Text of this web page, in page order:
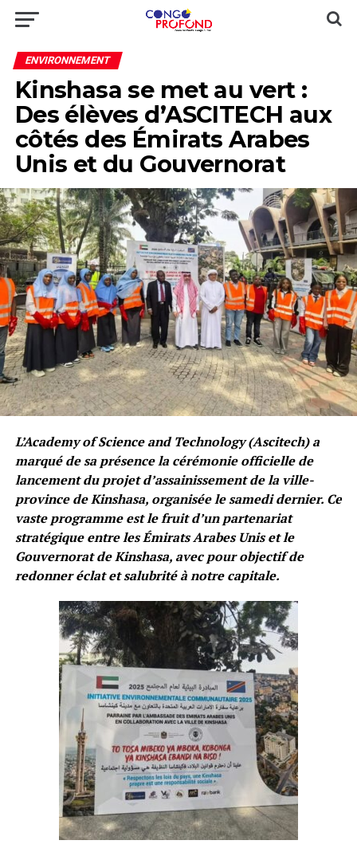
ENVIRONNEMENT
Kinshasa se met au vert :
Des élèves d’ASCITECH aux
côtés des Émirats Arabes
Unis et du Gouvernorat
L’Academy of Science and Technology (Ascitech) a
marqué de sa présence la cérémonie officielle de
lancement du projet d’assainissement de la ville-
province de Kinshasa, organisée le samedi dernier. Ce
vaste programme est le fruit d’un partenariat
stratégique entre les Émirats Arabes Unis et le
Gouvernorat de Kinshasa, avec pour objectif de
redonner éclat et salubrité à notre capitale.